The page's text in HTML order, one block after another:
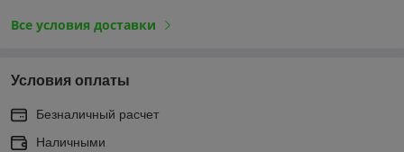
Все условия доставки
Условия оплаты
Безналичный расчет
Наличными